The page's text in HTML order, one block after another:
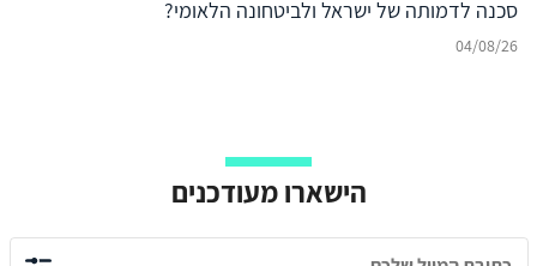
סכנה לדמותה של ישראל ולביטחונה הלאומי?
04/08/26
הישארו מעודכנים